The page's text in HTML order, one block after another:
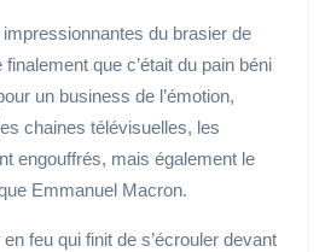
du brasier de
que c’était du pain béni
un business de l’émotion,
chaines télévisuelles, les
engouffrés, mais également le
Emmanuel Macron.
feu qui finit de s’écrouler devant